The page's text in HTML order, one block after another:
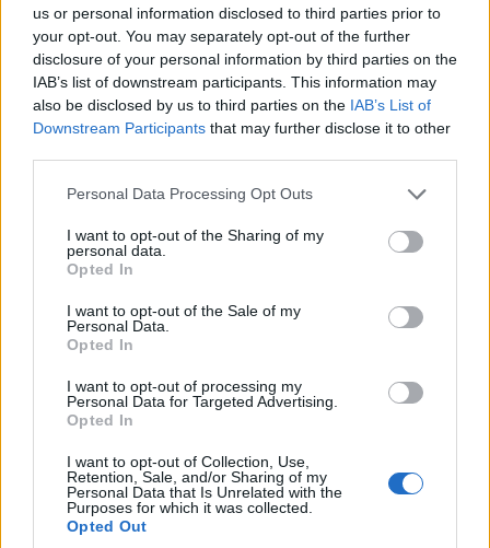
us or personal information disclosed to third parties prior to
your opt-out. You may separately opt-out of the further
disclosure of your personal information by third parties on the
IAB’s list of downstream participants. This information may
also be disclosed by us to third parties on the IAB’s List of
Downstream Participants that may further disclose it to other
Please note that this website/app uses one or more Google
not limited to your visit or usage behaviour. You may click to
grant or deny consent to Google and its third-party tags to
use your data for below specified purposes in below Google
consent section.
Personal Data Processing Opt Outs
I want to opt-out of the Sharing of my
personal data.
Opted In
I want to opt-out of the Sale of my
Personal Data.
Opted In
I want to opt-out of processing my
Personal Data for Targeted Advertising.
Opted In
I want to opt-out of Collection, Use,
Retention, Sale, and/or Sharing of my
Personal Data that Is Unrelated with the
Purposes for which it was collected.
Opted Out
ΜΟΥΣΙΚΈΣ ΕΠΙΛΟΓΈΣ
του e-ptolemeos.gr:
Julio Iglesias – Du Bist
Die Sonne In Meinen
ΤΟΠΙΚΉ ΕΠΙΚΑΙΡΌΤΗΤΑ
με το trio Anima από
τον Μορφωτικό Όμιλο